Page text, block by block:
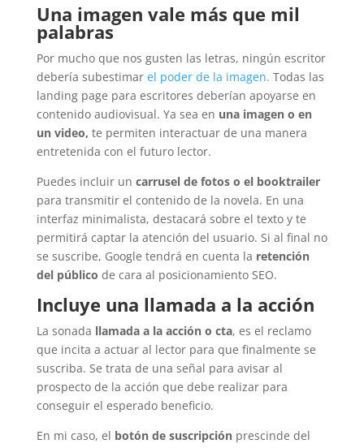
Una imagen vale más que mil
palabras
Por mucho que nos gusten las letras, ningún escritor
debería subestimar el poder de la imagen. Todas las
landing page para escritores deberían apoyarse en
contenido audiovisual. Ya sea en una imagen o en
un video, te permiten interactuar de una manera
entretenida con el futuro lector.
Puedes incluir un carrusel de fotos o el booktrailer
para transmitir el contenido de la novela. En una
interfaz minimalista, destacará sobre el texto y te
permitirá captar la atención del usuario. Si al final no
se suscribe, Google tendrá en cuenta la retención
del público de cara al posicionamiento SEO.
Incluye una llamada a la acción
La sonada llamada a la acción o cta, es el reclamo
que incita a actuar al lector para que finalmente se
suscriba. Se trata de una señal para avisar al
prospecto de la acción que debe realizar para
conseguir el esperado beneficio.
En mi caso, el botón de suscripciónprescinde del